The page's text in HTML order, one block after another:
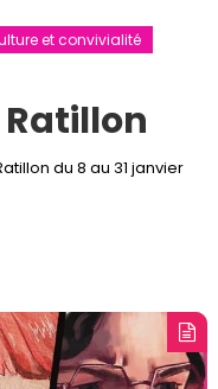
et convivialité
du 8 au 31 janvier